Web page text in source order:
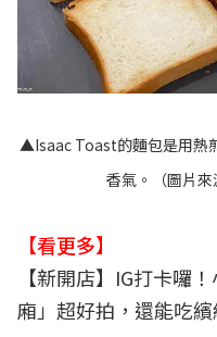
▲Isaac Toast的麵包是用熱
香氣。（圖片來
【看更多】
【新開店】IG打卡囉
廂」超好拍，還能吃